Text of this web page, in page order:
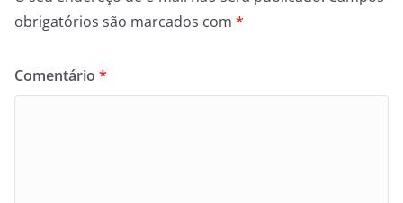
obrigatórios são marcados com *
Comentário *